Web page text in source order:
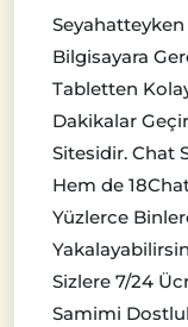
Bilgisayara
Tabletten
Dakikalar
Sitesidir. Chat
Hem de
Yüzlerce
Sizlere 7/24
Samimi